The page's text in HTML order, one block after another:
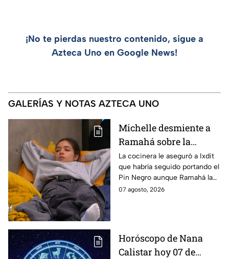
¡No te pierdas nuestro contenido, sigue a
Azteca Uno en Google News!
GALERÍAS Y NOTAS AZTECA UNO
Michelle desmiente a
Ramahá sobre la
designación del Pin
Negro a un integrante
de las "Divas" en
MasterChef 24/7
La cocinera le aseguró a Ixdit
que habría seguido portando el
Pin Negro aunque Ramahá la
hubiera subido al balcón
07 agosto, 2026
Horóscopo de Nana
Calistar hoy 07 de